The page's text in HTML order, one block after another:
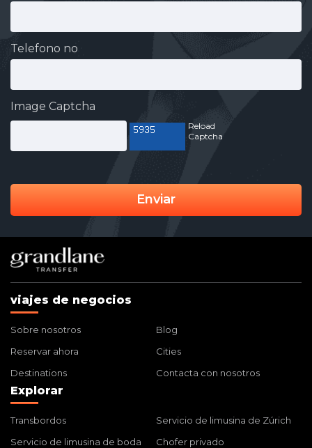
Telefono no
Image Captcha
Reload
Captcha
Enviar
viajes de negocios
Sobre nosotros
Blog
Reservar ahora
Cities
Destinations
Contacta con nosotros
Explorar
Transbordos
Servicio de limusina de Zúrich
Servicio de limusina de boda
Chofer privado